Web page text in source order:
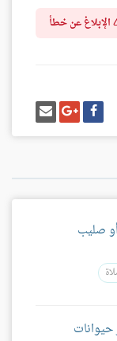
الإبلاغ عن خطأ
شارك
على
فيسبوك
شارك
على
غوغل
بلس
إرسل
إيميل
صليب